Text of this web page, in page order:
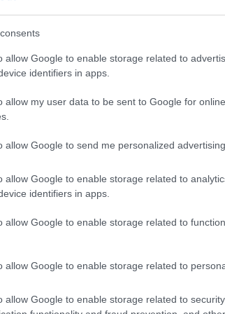
allow Google to enable storage related to
identifiers in apps.
allow my user data to be sent to Google for
allow Google to send me personalized advertising.
allow Google to enable storage related to
identifiers in apps.
allow Google to enable storage related to
allow Google to enable storage related to
allow Google to enable storage related to
klasická izolácia
v mrazoch zlyháva
to vyriešiť raz a navždy
ho na
záhonu